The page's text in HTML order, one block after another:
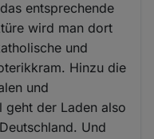
entsprechende
wird man dort
und
Hinzu die
und
geht der Laden also
Und